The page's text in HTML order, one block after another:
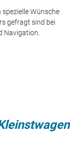
Wünsche
gefragt sind bei
Navigation.